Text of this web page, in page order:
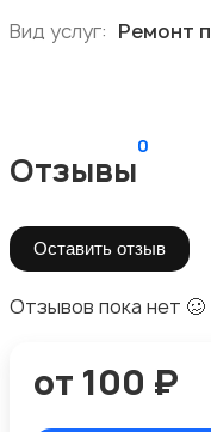
Вид услуг: Ремонт
Отзывы
0
Оставить отзыв
Отзывов пока нет 🥴
от 100 ₽